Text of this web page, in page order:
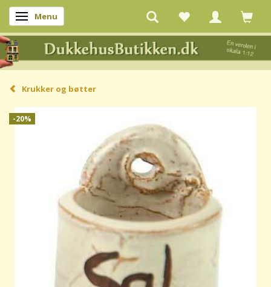
Skifte navigation
Menu
Krukker og bøtter
-20%